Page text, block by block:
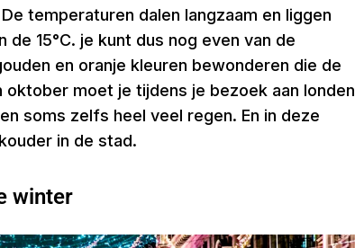
temperaturen dalen langzaam en liggen
de 15°C. je kunt dus nog even van de
en oranje kleuren bewonderen die de
oktober moet je tijdens je bezoek aan londen
soms zelfs heel veel regen. En in deze
in de stad.
winter